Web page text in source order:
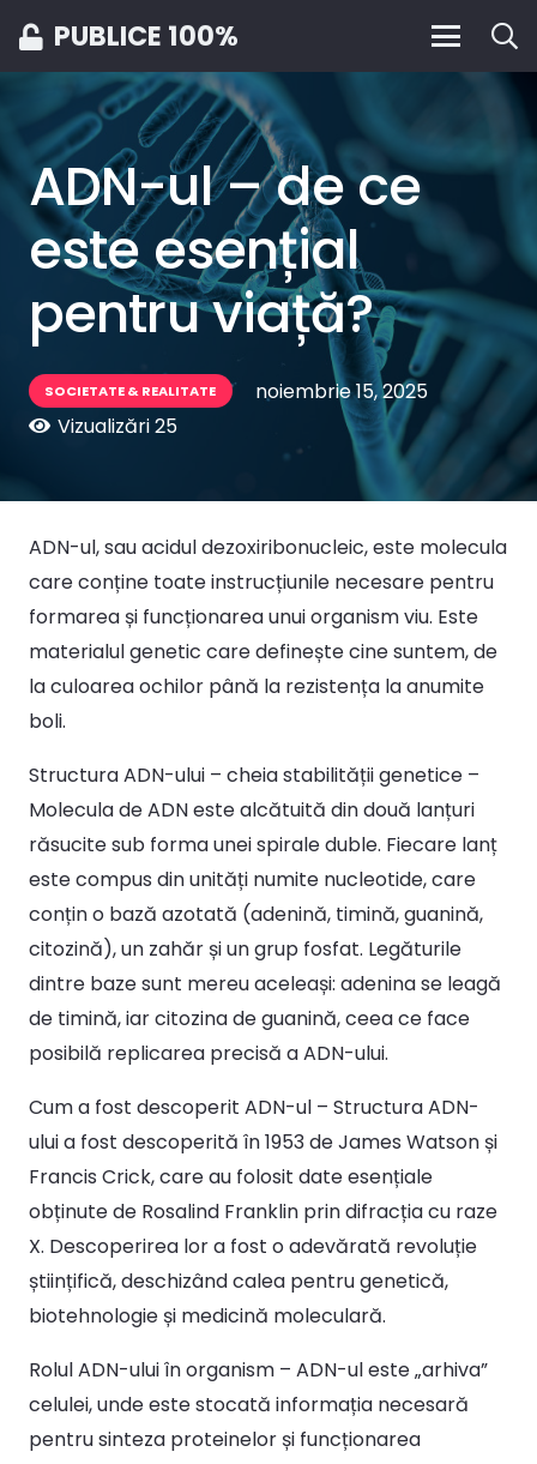
PUBLICE 100%
ADN-ul – de ce
este esențial
pentru viață?
SOCIETATE & REALITATE
noiembrie 15, 2025
Vizualizări25
ADN-ul, sau acidul dezoxiribonucleic, este molecula
care conține toate instrucțiunile necesare pentru
formarea și funcționarea unui organism viu. Este
materialul genetic care definește cine suntem, de
la culoarea ochilor până la rezistența la anumite
boli.
Structura ADN-ului – cheia stabilității genetice –
Molecula de ADN este alcătuită din două lanțuri
răsucite sub forma unei spirale duble. Fiecare lanț
este compus din unități numite nucleotide, care
conțin o bază azotată (adenină, timină, guanină,
citozină), un zahăr și un grup fosfat. Legăturile
dintre baze sunt mereu aceleași: adenina se leagă
de timină, iar citozina de guanină, ceea ce face
posibilă replicarea precisă a ADN-ului.
Cum a fost descoperit ADN-ul – Structura ADN-
ului a fost descoperită în 1953 de James Watson și
Francis Crick, care au folosit date esențiale
obținute de Rosalind Franklin prin difracția cu raze
X. Descoperirea lor a fost o adevărată revoluție
științifică, deschizând calea pentru genetică,
biotehnologie și medicină moleculară.
Rolul ADN-ului în organism – ADN-ul este „arhiva”
celulei, unde este stocată informația necesară
pentru sinteza proteinelor și funcționarea